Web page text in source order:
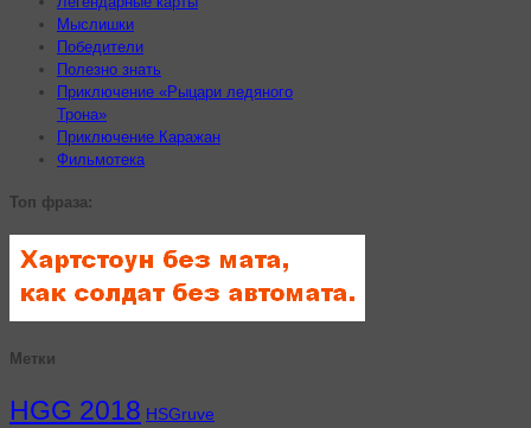
Мыслишки
Победители
Полезно знать
Приключение «Рыцари ледяного
Трона»
Приключение Каражан
Фильмотека
Топ фраза:
Метки
HGG 2018 HSGruve